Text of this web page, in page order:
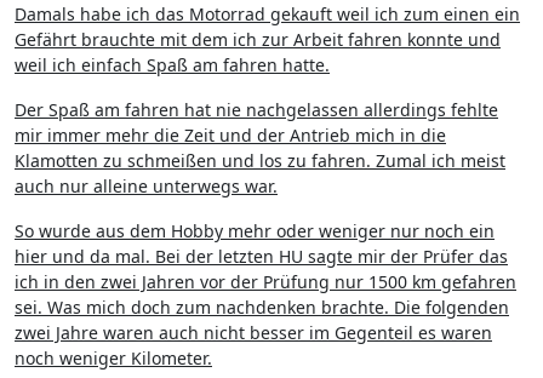
Damals habe ich das Motorrad gekauft weil ich zum einen ein
Gefährt brauchte mit dem ich zur Arbeit fahren konnte und
weil ich einfach Spaß am fahren hatte.
Der Spaß am fahren hat nie nachgelassen allerdings fehlte
mir immer mehr die Zeit und der Antrieb mich in die
Klamotten zu schmeißen und los zu fahren. Zumal ich meist
auch nur alleine unterwegs war.
So wurde aus dem Hobby mehr oder weniger nur noch ein
hier und da mal. Bei der letzten HU sagte mir der Prüfer das
ich in den zwei Jahren vor der Prüfung nur 1500 km gefahren
sei. Was mich doch zum nachdenken brachte. Die folgenden
zwei Jahre waren auch nicht besser im Gegenteil es waren
noch weniger Kilometer.